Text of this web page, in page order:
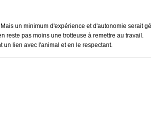
un minimum d'expérience et d'autonomie serait
reste pas moins une trotteuse à remettre au travail.
un lien avec l'animal et en le respectant.